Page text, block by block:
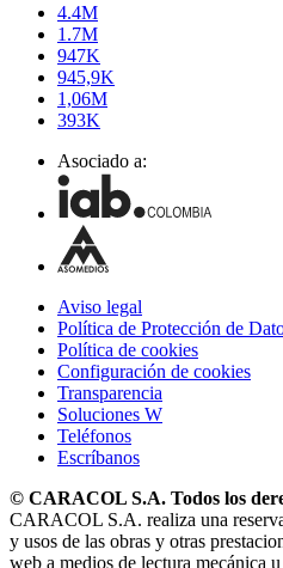
4.4M
1.7M
947K
945,9K
1,06M
393K
Asociado a:
Aviso legal
Política de Protección de
Política de cookies
Configuración de cookies
Transparencia
Soluciones W
Teléfonos
Escríbanos
© CARACOL S.A. Todos los
CARACOL S.A. realiza una
y usos de las obras y otras
web a medios de lectura mecánica